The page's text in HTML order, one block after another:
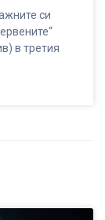
си
в третия